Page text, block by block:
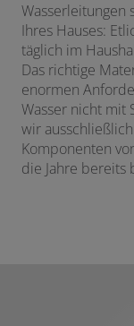
Wasserleitungen
Ihres Hauses:
täglich im
Das richtige
enormen
Wasser nicht mit
wir
Komponenten
die Jahre bereits